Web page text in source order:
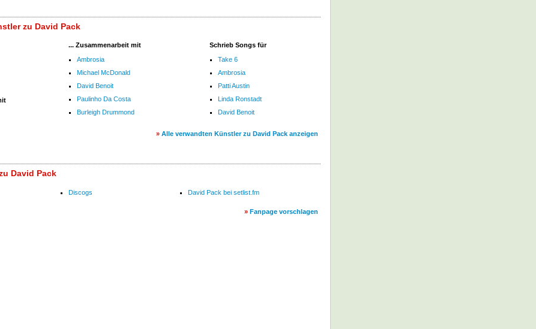
zu David Pack
... Zusammenarbeit mit
Ambrosia
Michael McDonald
David Benoit
Paulinho Da Costa
Burleigh Drummond
Schrieb Songs für
Take 6
Ambrosia
Patti Austin
Linda Ronstadt
David Benoit
» Alle verwandten Künstler zu David Pack anzeigen
David Pack
Discogs David Pack bei setlist.fm
» Fanpage vorschlagen